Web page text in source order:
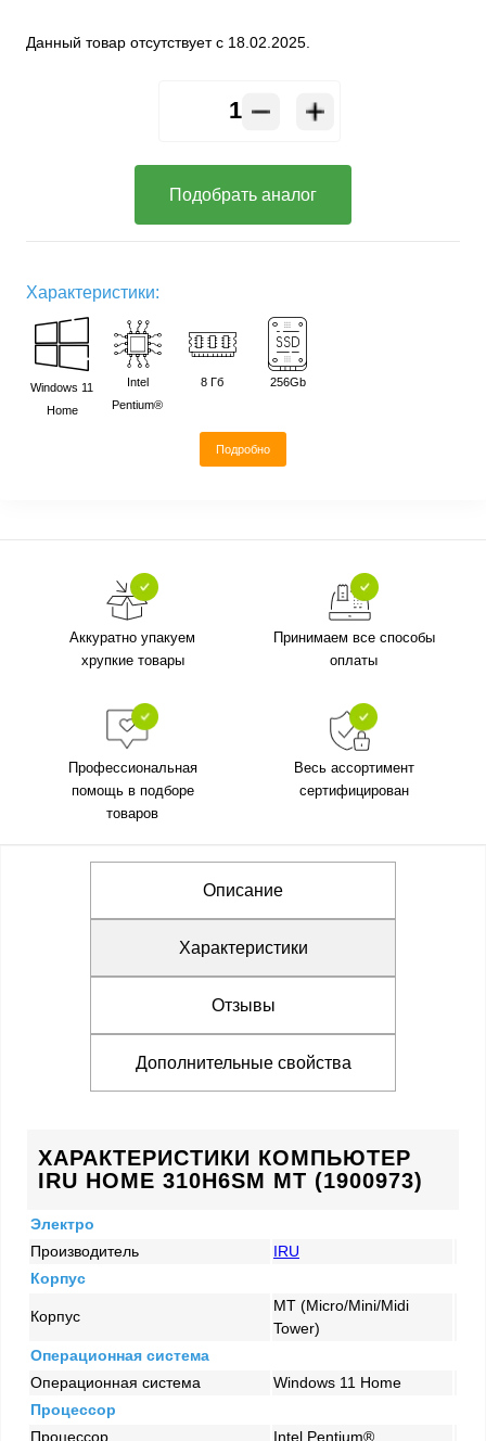
Данный товар отсутствует с 18.02.2025.
Подобрать аналог
Характеристики:
Windows 11
Home
Intel
Pentium®
8 Гб 256Gb
Подробно
Аккуратно упакуем
хрупкие товары
Принимаем все способы
оплаты
Профессиональная
помощь в подборе
товаров
Весь ассортимент
сертифицирован
Описание
Характеристики
Отзывы
Дополнительные свойства
ХАРАКТЕРИСТИКИ КОМПЬЮТЕР
IRU HOME 310H6SM MT (1900973)
Электро
Производитель
IRU
Корпус
Корпус
MT (Micro/Mini/Midi
Tower)
Операционная система
Операционная система
Windows 11 Home
Процессор
Процессор
Intel Pentium®